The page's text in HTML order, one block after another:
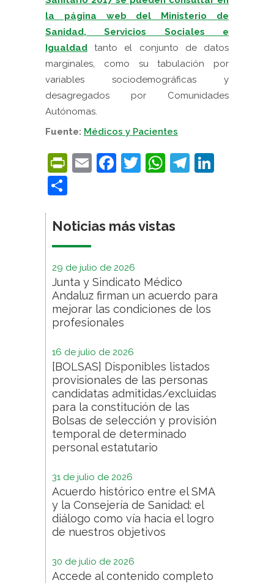
la página web del Ministerio de
Sanidad, Servicios Sociales e
Igualdad tanto el conjunto de datos
marginales, como su tabulación por
variables sociodemográficas y
desagregados por Comunidades
Autónomas.
Fuente: Médicos y Pacientes
PrintFriendly
EmailFacebook
Twitter
WhatsApp
Noticias más vistas
29 de julio de 2026
Junta y Sindicato Médico
Andaluz firman un acuerdo para
mejorar las condiciones de los
profesionales
16 de julio de 2026
[BOLSAS] Disponibles listados
provisionales de las personas
candidatas admitidas/excluidas
para la constitución de las
Bolsas de selección y provisión
temporal de determinado
personal estatutario
31 de julio de 2026
Acuerdo histórico entre el SMA
y la Consejería de Sanidad: el
diálogo como vía hacia el logro
de nuestros objetivos
30 de julio de 2026
Accede al contenido completo